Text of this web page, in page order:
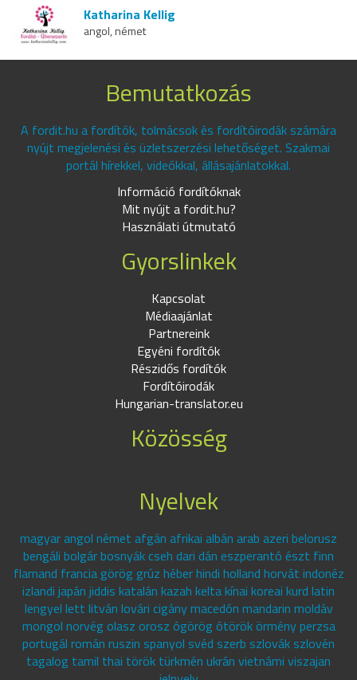
Katharina Kellig
angol, német
Bemutatkozás
A fordit.hu a fordítók, tolmácsok és fordítóirodák számára
nyújt megjelenési és üzletszerzési lehetőséget. Szakmai
portál hírekkel, videókkal, állásajánlatokkal.
Információ fordítóknak
Mit nyújt a fordit.hu?
Használati útmutató
Gyorslinkek
Kapcsolat
Médiaajánlat
Partnereink
Egyéni fordítók
Részidős fordítók
Fordítóirodák
Hungarian-translator.eu
Közösség
Nyelvek
magyar angol német afgán afrikai albán arab azeri belorusz
bengáli bolgár bosnyák cseh dari dán eszperantó észt finn
flamand francia görög grúz héber hindi holland horvát indonéz
izlandi japán jiddis katalán kazah kelta kínai koreai kurd latin
lengyel lett litván lovári cigány macedón mandarin moldáv
mongol norvég olasz orosz ógörög ótörök örmény perzsa
portugál román ruszin spanyol svéd szerb szlovák szlovén
tagalog tamil thai török türkmén ukrán vietnámi viszajan